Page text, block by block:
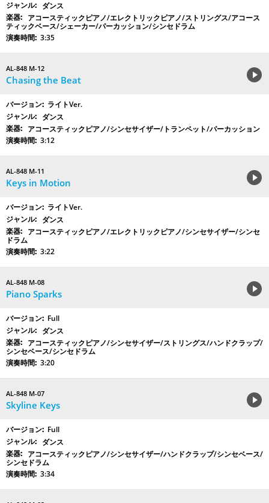
ダンス
アコースティックピアノ/エレクトリックピアノ/ストリングス/アコース
ティックベース/シェーカー/パーカッション/シンセドラム
3:35
AL-848 M-12
Chasing the Beat
ライトVer.
ダンス
アコースティックピアノ/シンセサイザー/トランペット/パーカッション
3:12
AL-848 M-11
Keys in Motion
ライトVer.
ダンス
アコースティックピアノ/エレクトリックピアノ/シンセサイザー/シンセ
ドラム
3:22
AL-848 M-08
Piano Sparks
Full
ダンス
アコースティックピアノ/シンセサイザー/ストリングス/ハンドクラップ/
シンセベース/シンセドラム
3:20
AL-848 M-07
Skyline Keys
Full
ダンス
アコースティックピアノ/シンセサイザー/ハンドクラップ/シンセベース/
シンセドラム
3:34